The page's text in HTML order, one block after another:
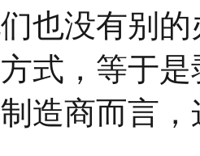
也没有别
式，等于
造商而言